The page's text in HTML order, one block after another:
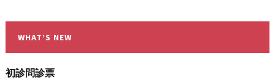
WHAT’S NEW
初診問診票